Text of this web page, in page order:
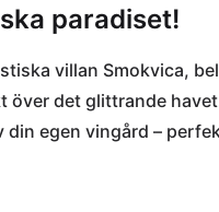
paradiset!
villan Smokvica,
över det glittrande
egen vingård –
eller koppla av i
charmiga platser